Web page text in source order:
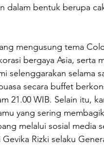
dalam bentuk berupa
mengusung tema
bergaya Asia, serta
selenggarakan selama
secara buffet
21.00 WIB. Selain itu,
yang sering
melalui sosial media
Rizki selaku